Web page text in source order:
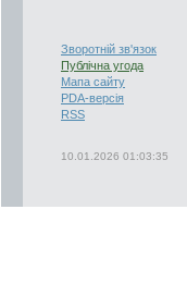
Зворотній зв'язок
Публічна угода
Мапа сайту
PDA-версія
RSS
10.01.2026 01:03:35